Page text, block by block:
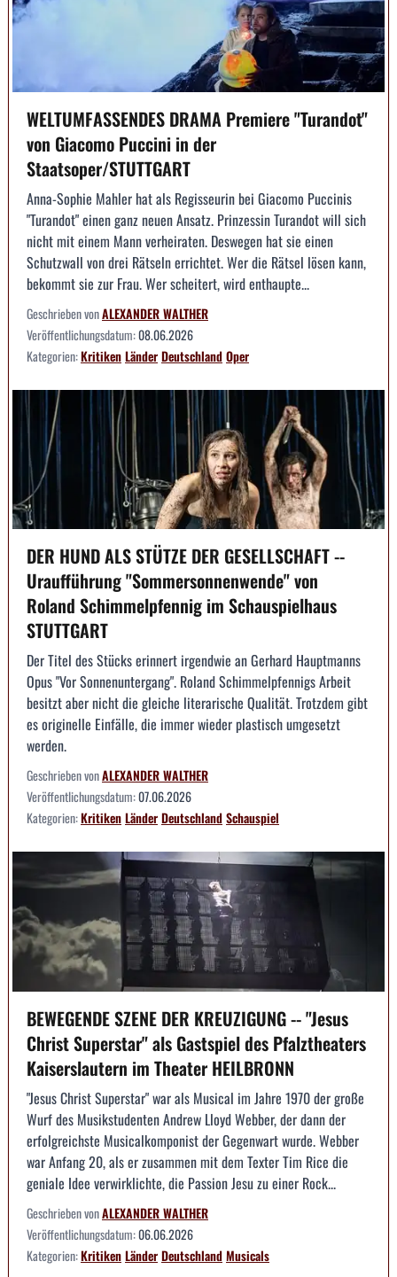
WELTUMFASSENDES DRAMA Premiere "Turandot"
von Giacomo Puccini in der
Staatsoper/STUTTGART
Anna-Sophie Mahler hat als Regisseurin bei Giacomo Puccinis
"Turandot" einen ganz neuen Ansatz. Prinzessin Turandot will sich
nicht mit einem Mann verheiraten. Deswegen hat sie einen
Schutzwall von drei Rätseln errichtet. Wer die Rätsel lösen kann,
bekommt sie zur Frau. Wer scheitert, wird enthaupte...
Geschrieben vonALEXANDER WALTHER
Veröffentlichungsdatum:08.06.2026
Kategorien:KritikenLänderDeutschlandOper
DER HUND ALS STÜTZE DER GESELLSCHAFT --
Uraufführung "Sommersonnenwende" von
Roland Schimmelpfennig im Schauspielhaus
STUTTGART
Der Titel des Stücks erinnert irgendwie an Gerhard Hauptmanns
Opus "Vor Sonnenuntergang". Roland Schimmelpfennigs Arbeit
besitzt aber nicht die gleiche literarische Qualität. Trotzdem gibt
es originelle Einfälle, die immer wieder plastisch umgesetzt
werden.
Geschrieben vonALEXANDER WALTHER
Veröffentlichungsdatum:07.06.2026
Kategorien:KritikenLänderDeutschlandSchauspiel
BEWEGENDE SZENE DER KREUZIGUNG -- "Jesus
Christ Superstar" als Gastspiel des Pfalztheaters
Kaiserslautern im Theater HEILBRONN
"Jesus Christ Superstar" war als Musical im Jahre 1970 der große
Wurf des Musikstudenten Andrew Lloyd Webber, der dann der
erfolgreichste Musicalkomponist der Gegenwart wurde. Webber
war Anfang 20, als er zusammen mit dem Texter Tim Rice die
geniale Idee verwirklichte, die Passion Jesu zu einer Rock...
Geschrieben vonALEXANDER WALTHER
Veröffentlichungsdatum:06.06.2026
Kategorien:KritikenLänderDeutschlandMusicals